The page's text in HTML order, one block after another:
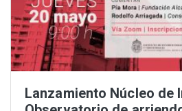
Lanzamiento Núcleo de